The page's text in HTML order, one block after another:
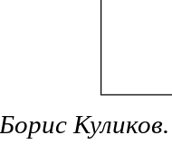
Борис